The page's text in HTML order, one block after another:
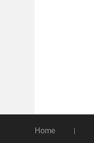
Home